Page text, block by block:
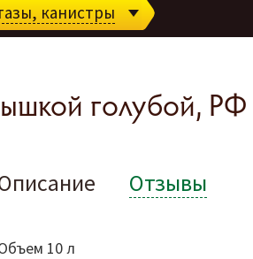
канистры
голубой, РФ
Отзывы
10 л